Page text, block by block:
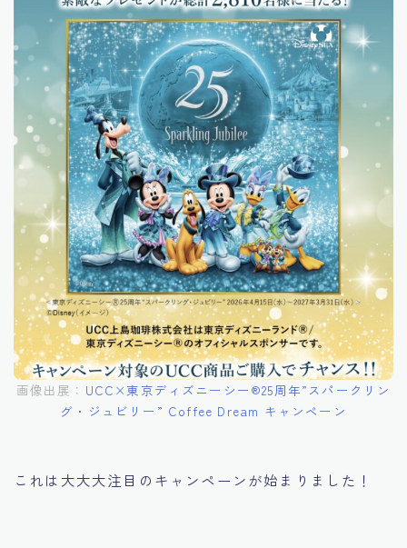
画像出展： UCC×東京ディズニーシー®︎25周年”スパークリン
グ・ジュビリー” Coffee Dream キャンペーン
これは大大大注目のキャンペーンが始まりました！